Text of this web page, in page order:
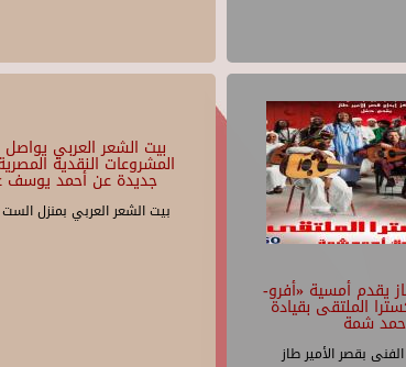
بيت الشعر العربي يواصل
المشروعات النقدية
جديدة عن أحمد يوسف
بيت الشعر العربي بمنزل
يقدم أمسية «أفرو-
الملتقى بقيادة
شمة
الفنى بقصر الأمير طاز